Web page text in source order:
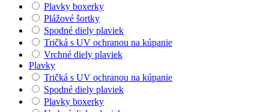
Plavky boxerky
Plážové šortky
Spodné diely plaviek
Tričká s UV ochranou na kúpanie
Vrchné diely plaviek
Plavky
Tričká s UV ochranou na kúpanie
Spodné diely plaviek
Plavky boxerky